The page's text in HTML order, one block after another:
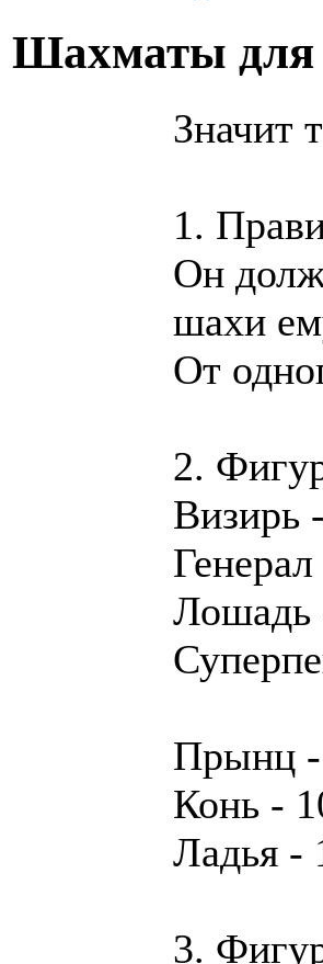
Шахматы для
Значит
1.
Он
шахи
От
2.
Визирь
Лошадь
Прынц -
Конь -
Ладья -
3.